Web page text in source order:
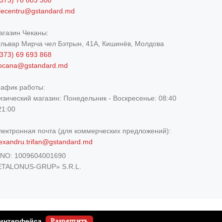
Чеканы:
Мирча чел Бэтрын, 41A, Кишинёв, Молдова
69 693 868
работы:
магазин: Понедельник - Воскресенье: 08:40
почта (для коммерческих предложений):
1009604001690
GRUP» S.R.L.